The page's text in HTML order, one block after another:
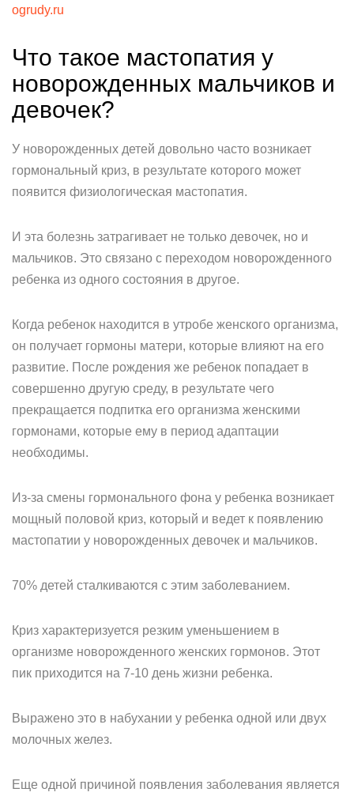
ogrudy.ru
Что такое мастопатия у
новорожденных мальчиков и
девочек?
У новорожденных детей довольно часто возникает
гормональный криз, в результате которого может
появится физиологическая мастопатия.
И эта болезнь затрагивает не только девочек, но и
мальчиков. Это связано с переходом новорожденного
ребенка из одного состояния в другое.
Когда ребенок находится в утробе женского организма,
он получает гормоны матери, которые влияют на его
развитие. После рождения же ребенок попадает в
совершенно другую среду, в результате чего
прекращается подпитка его организма женскими
гормонами, которые ему в период адаптации
необходимы.
Из-за смены гормонального фона у ребенка возникает
мощный половой криз, который и ведет к появлению
мастопатии у новорожденных девочек и мальчиков.
70% детей сталкиваются с этим заболеванием.
Криз характеризуется резким уменьшением в
организме новорожденного женских гормонов. Этот
пик приходится на 7-10 день жизни ребенка.
Выражено это в набухании у ребенка одной или двух
молочных желез.
Еще одной причиной появления заболевания является